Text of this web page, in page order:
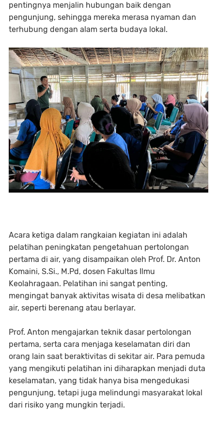
pentingnya menjalin hubungan baik dengan
pengunjung, sehingga mereka merasa nyaman dan
terhubung dengan alam serta budaya lokal.
Acara ketiga dalam rangkaian kegiatan ini adalah
pelatihan peningkatan pengetahuan pertolongan
pertama di air, yang disampaikan oleh Prof. Dr. Anton
Komaini, S.Si., M.Pd, dosen Fakultas Ilmu
Keolahragaan. Pelatihan ini sangat penting,
mengingat banyak aktivitas wisata di desa melibatkan
air, seperti berenang atau berlayar.
Prof. Anton mengajarkan teknik dasar pertolongan
pertama, serta cara menjaga keselamatan diri dan
orang lain saat beraktivitas di sekitar air. Para pemuda
yang mengikuti pelatihan ini diharapkan menjadi duta
keselamatan, yang tidak hanya bisa mengedukasi
pengunjung, tetapi juga melindungi masyarakat lokal
dari risiko yang mungkin terjadi.